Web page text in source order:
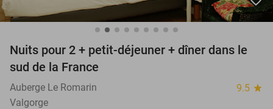
Nuits pour 2 + petit-déjeuner + dîner dans le
sud de la France
Auberge Le Romarin 9.5 star
Valgorge